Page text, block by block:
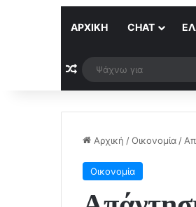
ΑΡΧΙΚΉ CHAT
Τυχαίο άρθρο
Αρχική /Οικονομία /
Οικονομία